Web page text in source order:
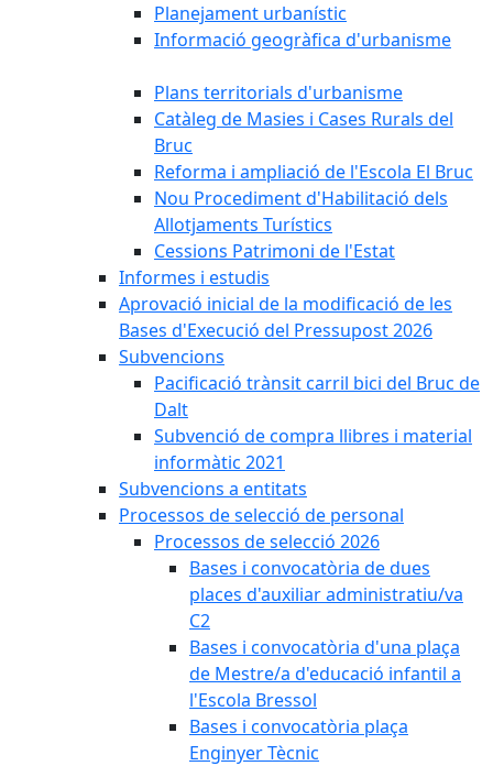
Planejament urbanístic
Informació geogràfica d'urbanisme
Plans territorials d'urbanisme
Catàleg de Masies i Cases Rurals del
Bruc
Reforma i ampliació de l'Escola El Bruc
Nou Procediment d'Habilitació dels
Allotjaments Turístics
Cessions Patrimoni de l'Estat
Informes i estudis
Aprovació inicial de la modificació de les
Bases d'Execució del Pressupost 2026
Subvencions
Pacificació trànsit carril bici del Bruc de
Dalt
Subvenció de compra llibres i material
informàtic 2021
Subvencions a entitats
Processos de selecció de personal
Processos de selecció 2026
Bases i convocatòria de dues
places d'auxiliar administratiu/va
C2
Bases i convocatòria d'una plaça
de Mestre/a d'educació infantil a
l'Escola Bressol
Bases i convocatòria plaça
Enginyer Tècnic